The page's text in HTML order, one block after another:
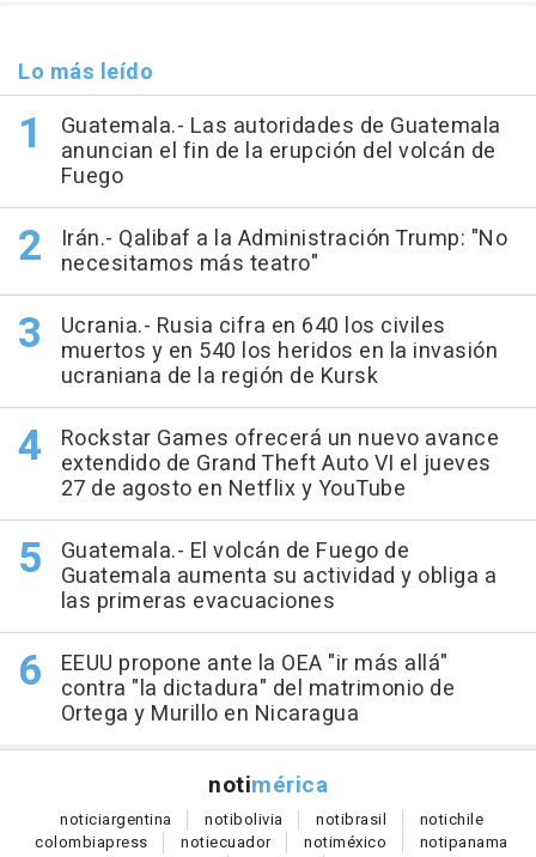
Lo más leído
Guatemala.- Las autoridades de Guatemala
anuncian el fin de la erupción del volcán de
Fuego
Irán.- Qalibaf a la Administración Trump: "No
necesitamos más teatro"
Ucrania.- Rusia cifra en 640 los civiles
muertos y en 540 los heridos en la invasión
ucraniana de la región de Kursk
Rockstar Games ofrecerá un nuevo avance
extendido de Grand Theft Auto VI el jueves
27 de agosto en Netflix y YouTube
Guatemala.- El volcán de Fuego de
Guatemala aumenta su actividad y obliga a
las primeras evacuaciones
EEUU propone ante la OEA "ir más allá"
contra "la dictadura" del matrimonio de
Ortega y Murillo en Nicaragua
notimérica
noticiargentina notibolivia notibrasil notichile
colombiapress notiecuador notiméxico notipanama